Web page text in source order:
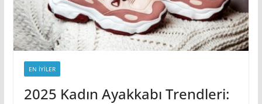
EN IYILER
2025 Kadın Ayakkabı Trendleri: